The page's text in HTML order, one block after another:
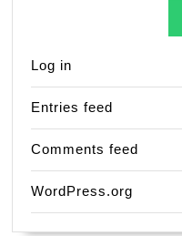
Log in
Entries feed
Comments feed
WordPress.org